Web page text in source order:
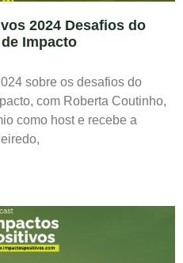
2024 Desafios do
Impacto
sobre os desafios do
com Roberta Coutinho,
como host e recebe a